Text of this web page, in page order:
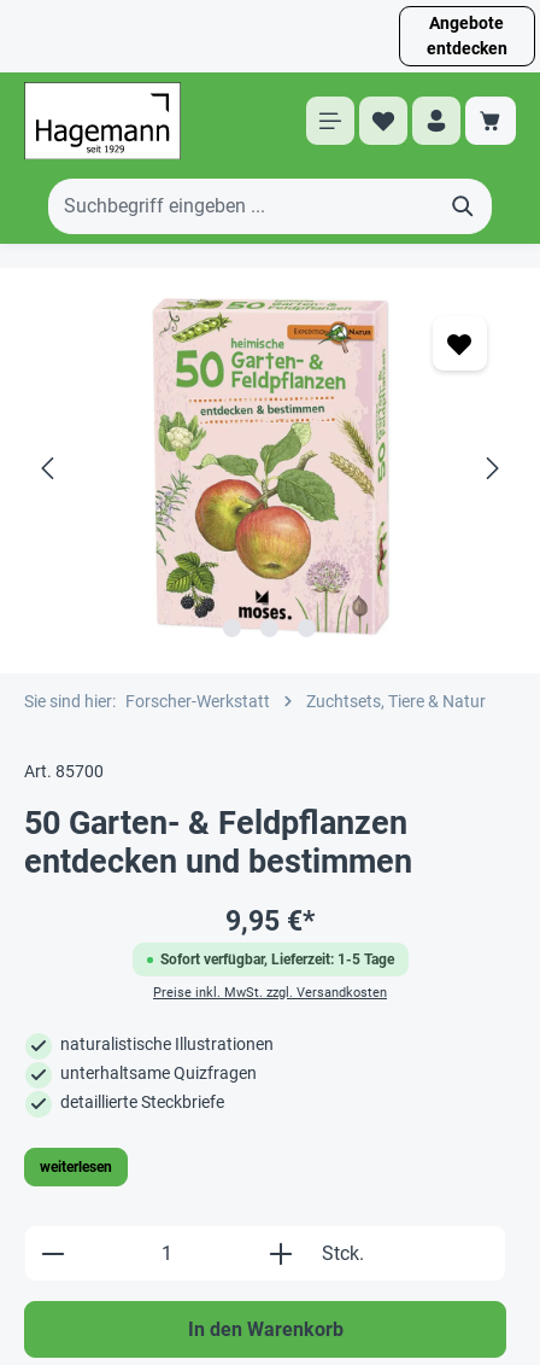
Angebote
entdecken
Sie sind hier: Forscher-Werkstatt Zuchtsets, Tiere & Natur
Art. 85700
50 Garten- & Feldpflanzen
entdecken und bestimmen
Sofort verfügbar, Lieferzeit: 1-5 Tage
9,95 €*
Preise inkl. MwSt. zzgl. Versandkosten
naturalistische Illustrationen
unterhaltsame Quizfragen
detaillierte Steckbriefe
weiterlesen
Produkt Anzahl: Gib den gewünschten
Stck.
In den Warenkorb